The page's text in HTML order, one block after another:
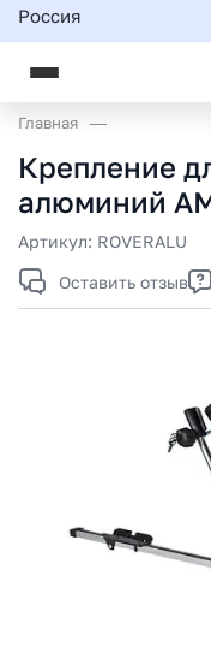
Россия
Главная
Крепление
алюминий
Артикул: ROVERALU
Оставить отзыв